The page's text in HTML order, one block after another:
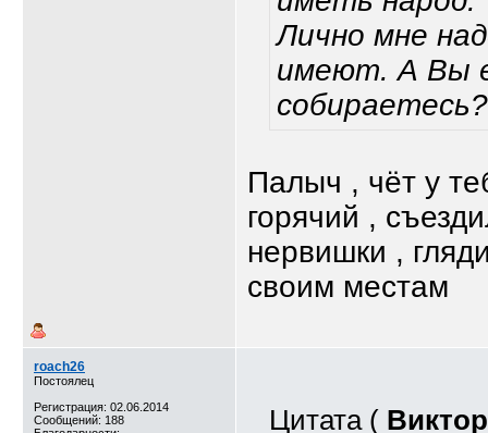
Лично мне
имеют. А Вы
собираетесь?
Палыч , чёт у
горячий ,
нервишки ,
своим местам
roach26
Постоялец
Регистрация: 02.06.2014
Сообщений: 188
Цитата (